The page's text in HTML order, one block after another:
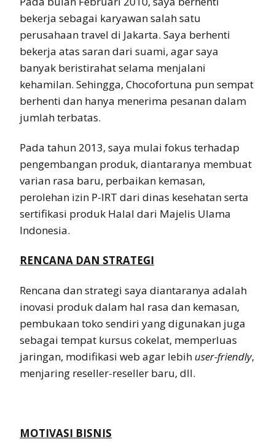
bekerja sebagai karyawan salah satu
perusahaan travel di Jakarta. Saya berhenti
bekerja atas saran dari suami, agar saya
banyak beristirahat selama menjalani
kehamilan. Sehingga, Chocofortuna pun sempat
berhenti dan hanya menerima pesanan dalam
jumlah terbatas.
Pada tahun 2013, saya mulai fokus terhadap
pengembangan produk, diantaranya membuat
varian rasa baru, perbaikan kemasan,
perolehan izin P-IRT dari dinas kesehatan serta
sertifikasi produk Halal dari Majelis Ulama
Indonesia.
RENCANA DAN STRATEGI
Rencana dan strategi saya diantaranya adalah
inovasi produk dalam hal rasa dan kemasan,
pembukaan toko sendiri yang digunakan juga
sebagai tempat kursus cokelat, memperluas
jaringan, modifikasi web agar lebih user-friendly,
menjaring reseller-reseller baru, dll.
MOTIVASI BISNIS